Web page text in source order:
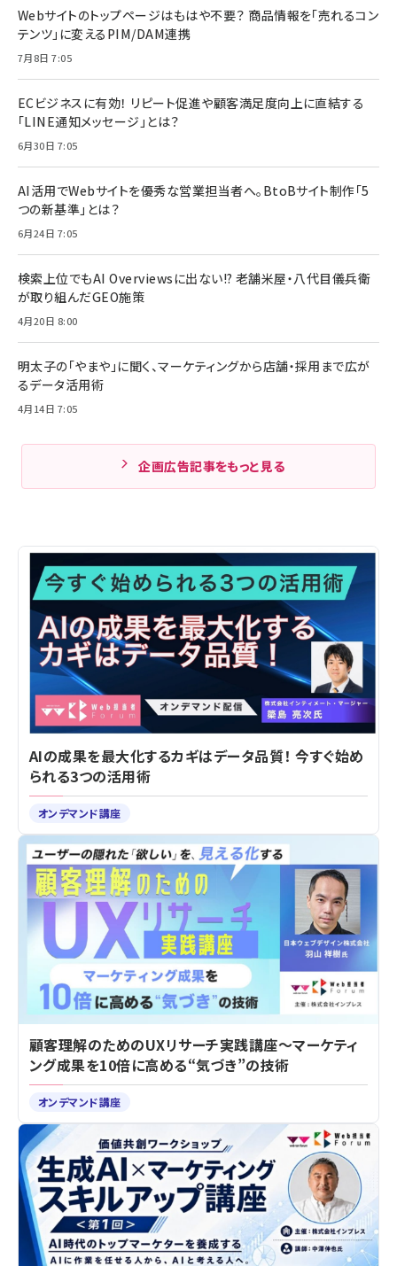
Webサイトのトップページはもはや不要？ 商品情報を「売れるコン
テンツ」に変えるPIM/DAM連携
7月8日 7:05
ECビジネスに有効！ リピート促進や顧客満足度向上に直結する
「LINE通知メッセージ」とは？
6月30日 7:05
AI活用でWebサイトを優秀な営業担当者へ。BtoBサイト制作「5
つの新基準」とは？
6月24日 7:05
検索上位でもAI Overviewsに出ない!? 老舗米屋・八代目儀兵衛
が取り組んだGEO施策
4月20日 8:00
明太子の「やまや」に聞く、マーケティングから店舗・採用まで広が
るデータ活用術
4月14日 7:05
企画広告記事をもっと見る
AIの成果を最大化するカギはデータ品質！ 今すぐ始め
られる3つの活用術
オンデマンド講座
顧客理解のためのUXリサーチ実践講座～マーケティ
ング成果を10倍に高める“気づき”の技術
オンデマンド講座